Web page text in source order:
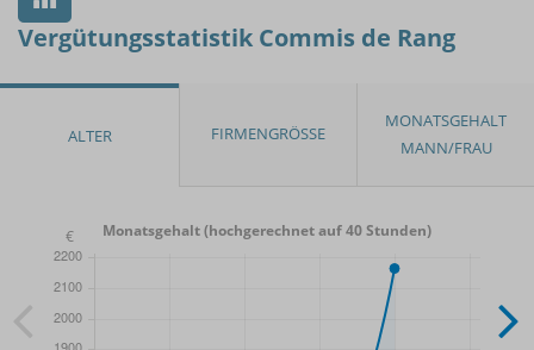
Vergütungsstatistik Commis de Rang
Monatsgehalt (hochgerechnet auf 40 Stunden)